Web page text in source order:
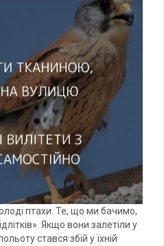
птахи. Те, що ми бачимо,
Якщо вони залетіли у
стався збій у їхній